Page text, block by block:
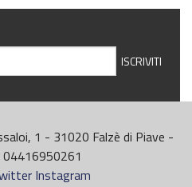
1 - 31020 Falzè di Piave -
04416950261
Instagram